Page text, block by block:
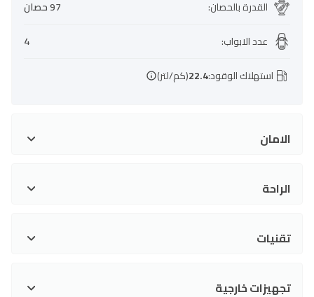
القدرة بالحصان:
97 حصان
عدد الابواب:
4
استهلاك الوقود:22.4(كم/لتر)
الامان
الراحة
تقنيات
تجهيزات خارجية